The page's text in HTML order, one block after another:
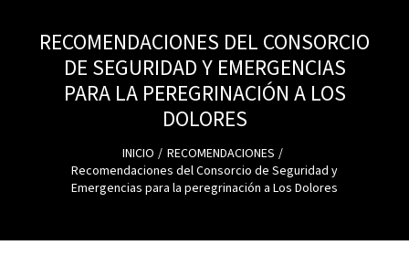
RECOMENDACIONES DEL CONSORCIO
DE SEGURIDAD Y EMERGENCIAS
PARA LA PEREGRINACIÓN A LOS
DOLORES
INICIO
RECOMENDACIONES
Recomendaciones del Consorcio de Seguridad y
Emergencias para la peregrinación a Los Dolores